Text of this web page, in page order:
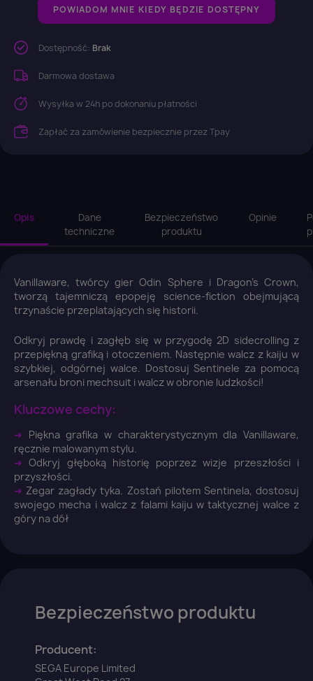
POWIADOM MNIE KIEDY BĘDZIE DOSTĘPNY
Dostępność: Brak
Darmowa dostawa
Wysyłka w 24h po dokonaniu płatności
Zapłać za zamówienie bezpiecznie przez Tpay
Opis
Dane
techniczne
Bezpieczeństwo
produktu
Opinie
Vanillaware, twórcy gier Odin Sphere i Dragon's Crown,
tworzą tajemniczą epopeję science-fiction obejmującą
trzynaście przeplatających się historii.
Odkryj prawdę i zagłęb się w przygodę 2D sidecrolling z
przepiękną grafiką i otoczeniem. Następnie walcz z kaiju w
szybkiej, odgórnej walce. Dostosuj Sentinele za pomocą
arsenału broni mechsuit i walcz w obronie ludzkości!
Kluczowe cechy:
➜ Piękna grafika w charakterystycznym dla Vanillaware,
ręcznie malowanym stylu.
➜Odkryj głęboką historię poprzez wizje przeszłości i
przyszłości.
➜ Zegar zagłady tyka. Zostań pilotem Sentinela, dostosuj
swojego mecha i walcz z falami kaiju w taktycznej walce z
góry na dół
Bezpieczeństwo produktu
Producent:
SEGA Europe Limited
Zaloguj się